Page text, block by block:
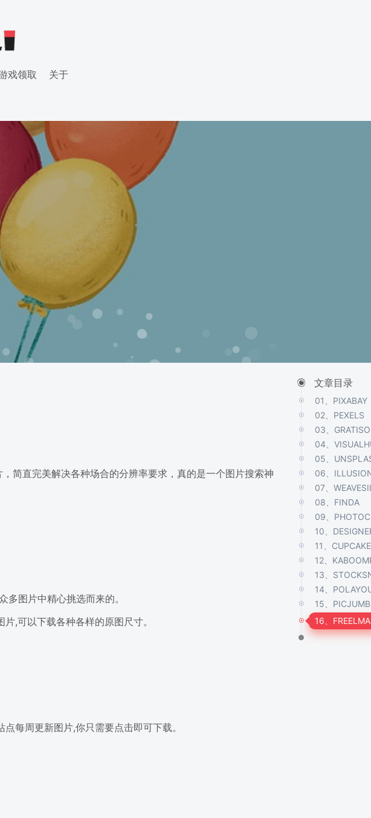
戏领取 关于
文章目录
01、PIXABAY
02、PEXELS
03、
04、
05、
06、
07、
08、FINDA
09、
10、
11、CUPCAKE
12、
13、
14、
15、
16、
简直完美解决各种场合的分辨率要求，真的是一个图片搜索神
图片中精心挑选而来的。
,可以下载各种各样的原图尺寸。
每周更新图片,你只需要点击即可下载。